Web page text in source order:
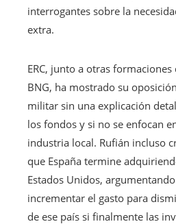
interrogantes sobre la
extra.
ERC, junto a otras
BNG, ha mostrado su
militar sin una explicación
los fondos y si no se enfocan
industria local. Rufián incluso
que España termine
Estados Unidos,
incrementar el gasto para
de ese país si finalmente las